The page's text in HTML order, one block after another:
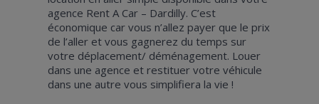
agence Rent A Car – Dardilly. C’est
économique car vous n’allez payer que le prix
de l’aller et vous gagnerez du temps sur
votre déplacement/ déménagement. Louer
dans une agence et restituer votre véhicule
dans une autre vous simplifiera la vie !